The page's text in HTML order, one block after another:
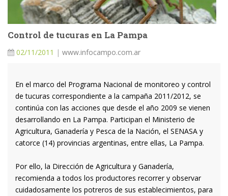
Control de tucuras en La Pampa
02/11/2011 | www.infocampo.com.ar
En el marco del Programa Nacional de monitoreo y control
de tucuras correspondiente a la campaña 2011/2012, se
continúa con las acciones que desde el año 2009 se vienen
desarrollando en La Pampa. Participan el Ministerio de
Agricultura, Ganadería y Pesca de la Nación, el SENASA y
catorce (14) provincias argentinas, entre ellas, La Pampa.
Por ello, la Dirección de Agricultura y Ganadería,
recomienda a todos los productores recorrer y observar
cuidadosamente los potreros de sus establecimientos, para